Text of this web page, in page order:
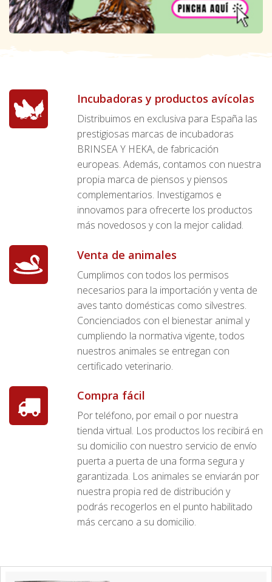
Incubadoras y productos avícolas
Distribuimos en exclusiva para España las
prestigiosas marcas de incubadoras
BRINSEA Y HEKA, de fabricación
europeas. Además, contamos con nuestra
propia marca de piensos y piensos
complementarios. Investigamos e
innovamos para ofrecerte los productos
más novedosos y con la mejor calidad.
Venta de animales
Cumplimos con todos los permisos
necesarios para la importación y venta de
aves tanto domésticas como silvestres.
Concienciados con el bienestar animal y
cumpliendo la normativa vigente, todos
nuestros animales se entregan con
certificado veterinario.
Compra fácil
Por teléfono, por email o por nuestra
tienda virtual. Los productos los recibirá en
su domicilio con nuestro servicio de envío
puerta a puerta de una forma segura y
garantizada. Los animales se enviarán por
nuestra propia red de distribución y
podrás recogerlos en el punto habilitado
más cercano a su domicilio.